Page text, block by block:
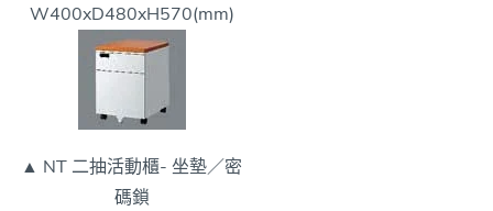
W400xD480xH570(mm)
▲ NT 二抽活動櫃- 坐墊／密
碼鎖